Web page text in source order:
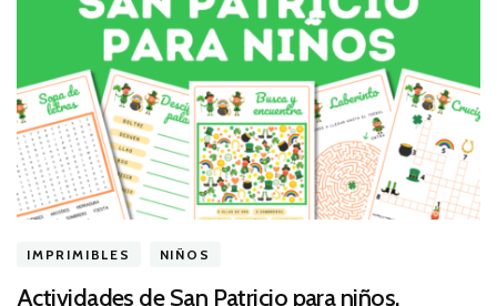
IMPRIMIBLES NIÑOS
Actividades de San Patricio para niños.